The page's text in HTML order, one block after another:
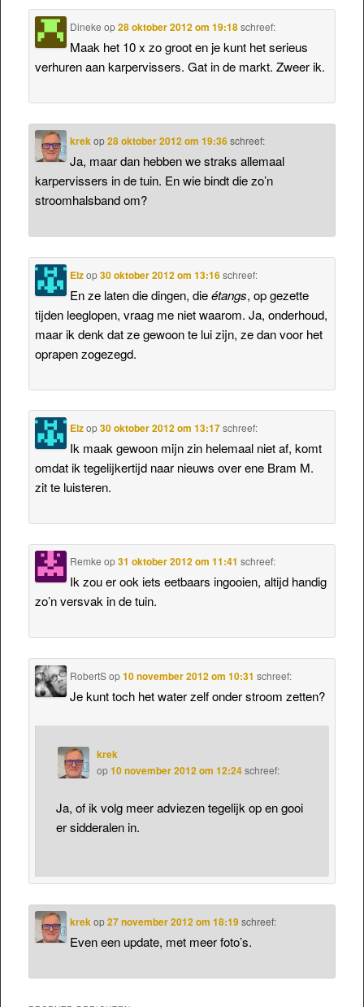
Dineke op28 oktober 2012 om 19:18 schreef:
Maak het 10 x zo groot en je kunt het serieus
verhuren aan karpervissers. Gat in de markt. Zweer ik.
krekop28 oktober 2012 om 19:36 schreef:
Ja, maar dan hebben we straks allemaal
karpervissers in de tuin. En wie bindt die zo’n
stroomhalsband om?
Elzop30 oktober 2012 om 13:16 schreef:
En ze laten die dingen, dieétangs, op gezette
tijden leeglopen, vraag me niet waarom. Ja, onderhoud,
maar ik denk dat ze gewoon te lui zijn, ze dan voor het
oprapen zogezegd.
Elzop30 oktober 2012 om 13:17 schreef:
Ik maak gewoon mijn zin helemaal niet af, komt
omdat ik tegelijkertijd naar nieuws over ene Bram M.
zit te luisteren.
Remke op31 oktober 2012 om 11:41 schreef:
Ik zou er ook iets eetbaars ingooien, altijd handig
zo’n versvak in de tuin.
RobertSop10 november 2012 om 10:31 schreef:
Je kunt toch het water zelf onder stroom zetten?
krek
op10 november 2012 om 12:24schreef:
Ja, of ik volg meer adviezen tegelijk op en gooi
er sidderalen in.
krekop27 november 2012 om 18:19 schreef:
Even een update, met meer foto’s.